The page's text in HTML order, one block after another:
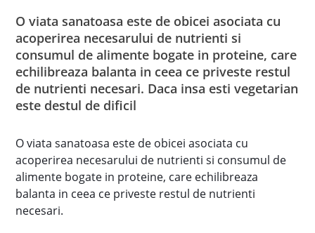
O viata sanatoasa este de obicei asociata cu
acoperirea necesarului de nutrienti si
consumul de alimente bogate in proteine, care
echilibreaza balanta in ceea ce priveste restul
de nutrienti necesari. Daca insa esti vegetarian
este destul de dificil
O viata sanatoasa este de obicei asociata cu
acoperirea necesarului de nutrienti si consumul de
alimente bogate in proteine, care echilibreaza
balanta in ceea ce priveste restul de nutrienti
necesari.